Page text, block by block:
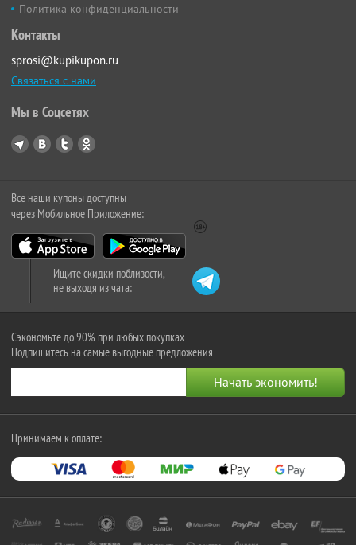
Политика конфиденциальности
Контакты
sprosi@kupikupon.ru
Связаться с нами
Мы в Соцсетях
Все наши купоны доступны
через Мобильное Приложение:
Ищите скидки поблизости,
не выходя из чата:
Сэкономьте до 90% при любых покупках
Подпишитесь на самые выгодные предложения
Принимаем к оплате: